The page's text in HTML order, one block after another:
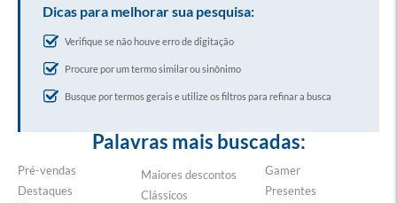
Dicas para melhorar sua pesquisa:
Verifique se não houve erro de digitação
Procure por um termo similar ou sinônimo
Busque por termos gerais e utilize os filtros para refinar a busca
Palavras mais buscadas:
Pré-vendas
Destaques
Maiores descontos
Clássicos
Gamer
Presentes